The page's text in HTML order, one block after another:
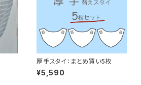
厚手スタイ：まとめ買い5枚
¥5,590